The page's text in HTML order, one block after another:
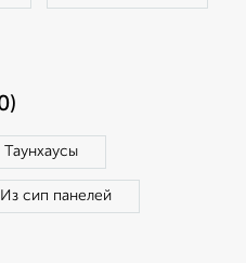
Таунхаусы
Из сип панелей